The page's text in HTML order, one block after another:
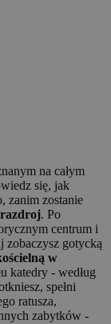
na całym
się, jak
zanim zostanie
. Po
centrum i
zobaczysz gotycką
w
katedry - według
spełni
ratusza,
zabytków -